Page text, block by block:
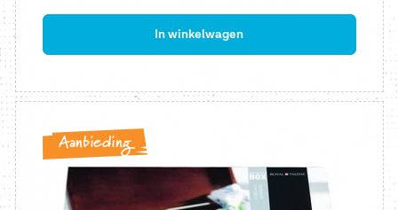
prijs
In winkelwagen
Aanbieding